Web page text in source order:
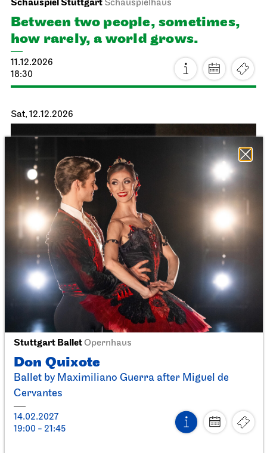
Schauspiel Stuttgart Schauspielhaus
Between two people, sometimes,
how rarely, a world grows.
11.12.2026
18:30
Sat, 12.12.2026